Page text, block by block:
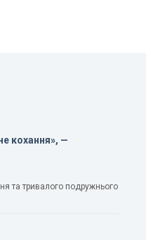
кохання», —
та тривалого подружнього